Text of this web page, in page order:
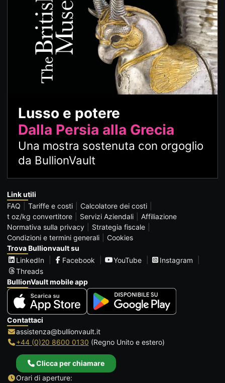
Lusso e potere
Dalla Persia alla Grecia
Una mostra sostenuta con orgoglio
da BullionVault
Link utili
FAQ
Tariffe e costi
Calcolatore dei costi
t oz/kg convertitore
Servizi Aziendali
Affiliazione
Normativa sulla privacy
Strategia fiscale
Condizioni e termini generali
Cookies
Trova Bullionvault su
LinkedIn
Facebook YouTube
Instagram
Threads
BullionVault mobile app
Contattaci
assistenza@bullionvault.it
+44 (0)20 8600 0130 (Regno Unito e estero)
Clicca per chiamare
Orari di aperture: